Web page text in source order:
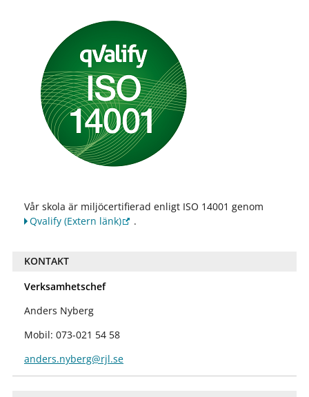
Vår skola är miljöcertifierad enligt ISO 14001 genom
Qvalify(Extern länk) .
KONTAKT
Verksamhetschef
Anders Nyberg
Mobil: 073-021 54 58
anders.nyberg@rjl.se